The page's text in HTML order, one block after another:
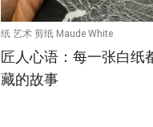
纸 艺术 剪纸 Maude White
匠人心语：每一张白纸
藏的故事